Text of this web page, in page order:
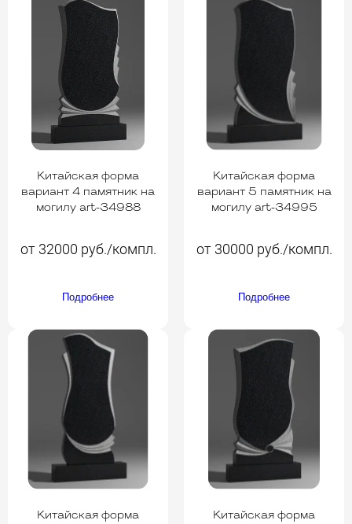
Китайская форма
вариант 4 памятник на
могилу art-34988
от 32000 руб./компл.
Подробнее
Китайская форма
вариант 5 памятник на
могилу art-34995
от 30000 руб./компл.
Подробнее
Китайская форма
Китайская форма